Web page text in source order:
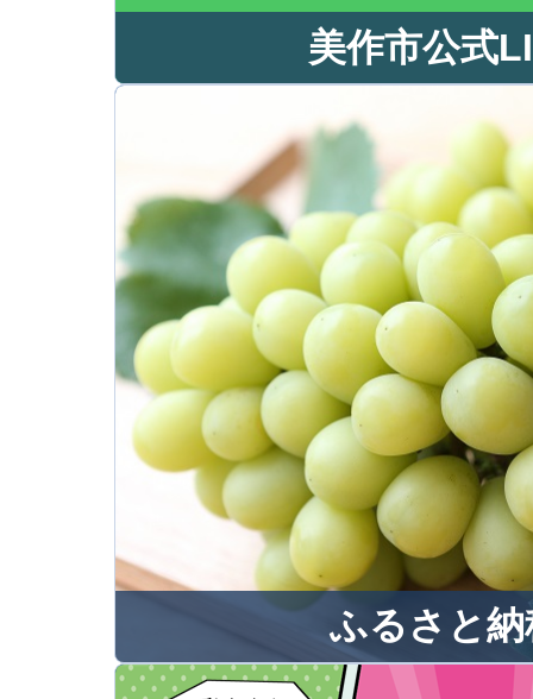
美作市公式
美作市公式
公式LINEで暮らしの情報
す！
ふるさと納